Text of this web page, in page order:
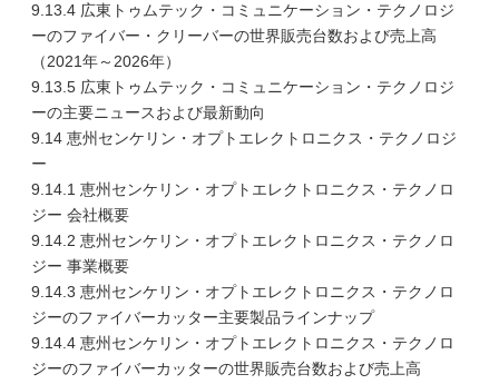
9.13.4 広東トゥムテック・コミュニケーション・テクノロジ
ーのファイバー・クリーバーの世界販売台数および売上高
（2021年～2026年）
9.13.5 広東トゥムテック・コミュニケーション・テクノロジ
ーの主要ニュースおよび最新動向
9.14 恵州センケリン・オプトエレクトロニクス・テクノロジ
ー
9.14.1 恵州センケリン・オプトエレクトロニクス・テクノロ
ジー 会社概要
9.14.2 恵州センケリン・オプトエレクトロニクス・テクノロ
ジー 事業概要
9.14.3 恵州センケリン・オプトエレクトロニクス・テクノロ
ジーのファイバーカッター主要製品ラインナップ
9.14.4 恵州センケリン・オプトエレクトロニクス・テクノロ
ジーのファイバーカッターの世界販売台数および売上高